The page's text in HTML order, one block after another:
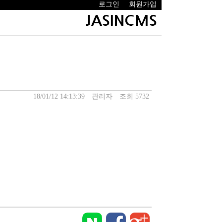
로그인 회원가입
18/01/12 14:13:39 관리자 조회 5732